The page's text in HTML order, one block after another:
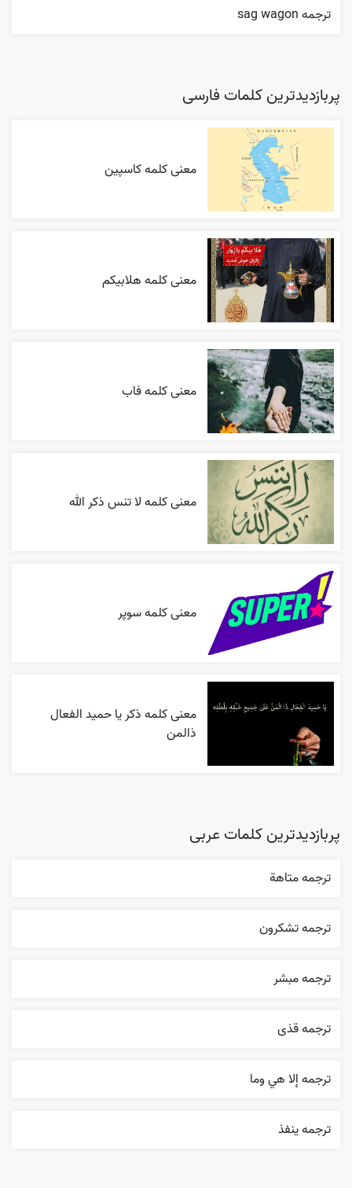
ترجمه sag wagon
پربازدیدترین کلمات فارسی
معنی کلمه کاسپین
معنی کلمه هلابیکم
معنی کلمه فاب
معنی کلمه لا تنس ذکر الله
معنی کلمه سوپر
معنی کلمه ذکر یا حمید الفعال
ذالمن
پربازدیدترین کلمات عربی
ترجمه متاهة
ترجمه تشکرون
ترجمه مبشر
ترجمه قذی
ترجمه إلا هي وما
ترجمه ينفذ